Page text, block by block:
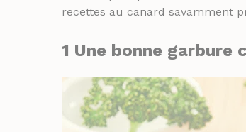
recettes au canard savamment
1 Une bonne garbure